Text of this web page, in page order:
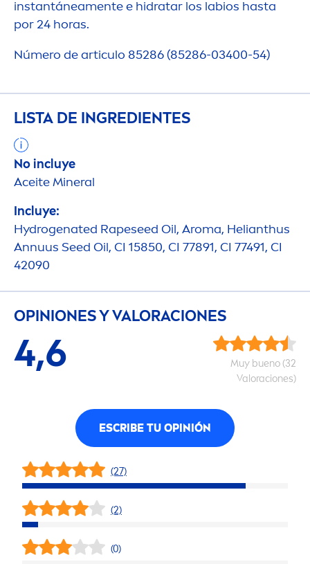
instantáneamente e hidratar los labios hasta
por 24 horas.
Número de articulo 85286 (85286-03400-54)
LISTA DE INGREDIENTES
No incluye
Aceite Mineral
Incluye:
Hydrogenated Rapeseed Oil, Aroma, Helianthus
Annuus Seed Oil, CI 15850, CI 77891, CI 77491, CI
42090
OPINIONES Y VALORACIONES
4,6
Muy bueno (32
Valoraciones)
ESCRIBE TU OPINIÓN
(27)
(2)
(0)